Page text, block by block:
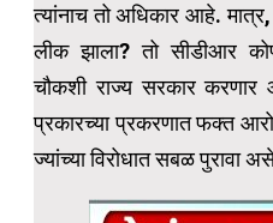
त्यांनाच तो अधिकार आहे.
लीक झाला? तो सीडीआर
चौकशी राज्य सरकार
प्रकारच्या प्रकरणात फक्त
ज्यांच्या विरोधात सबळ पुरावा